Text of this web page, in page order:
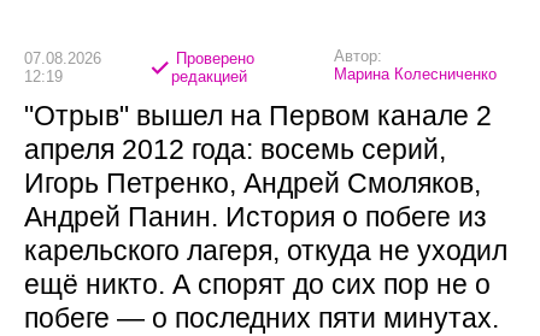
07.08.2026
12:19
Проверено
редакцией
Автор:
Марина Колесниченко
"Отрыв" вышел на Первом канале 2
апреля 2012 года: восемь серий,
Игорь Петренко, Андрей Смоляков,
Андрей Панин. История о побеге из
карельского лагеря, откуда не уходил
ещё никто. А спорят до сих пор не о
побеге — о последних пяти минутах.